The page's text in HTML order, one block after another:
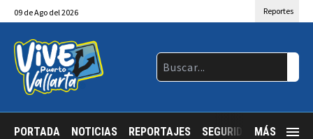
09 deAgo del 2026 Reportes
PORTADA NOTICIAS REPORTAJES SEGURIDAD JALISCO
MÁS